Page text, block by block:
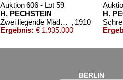
Auktion 606 - Lot 59
H. PECHSTEIN
Zwei liegende Mädchen , 1910
Ergebnis: € 1.935.000
H.
BERLIN